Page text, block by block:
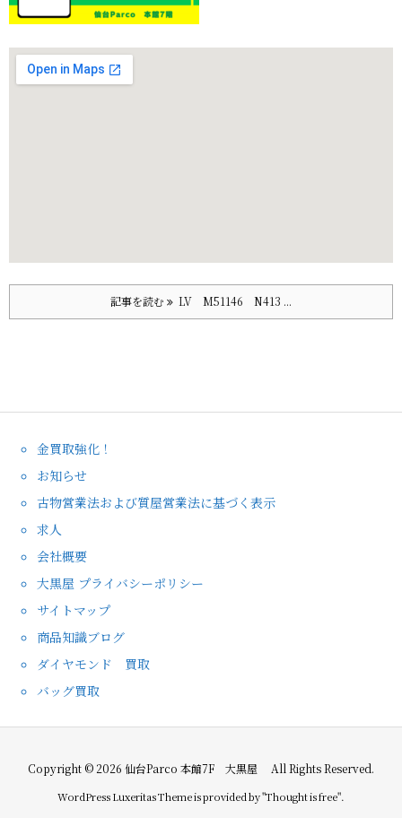
記事を読む LV M51146 N413 ...
金買取強化！
お知らせ
古物営業法および質屋営業法に基づく表示
求人
会社概要
大黒屋 プライバシーポリシー
サイトマップ
商品知識ブログ
ダイヤモンド 買取
バッグ買取
Copyright © 2026 仙台Parco 本館7F 大黒屋 All Rights Reserved.
WordPress Luxeritas Theme is provided by "Thought is free".